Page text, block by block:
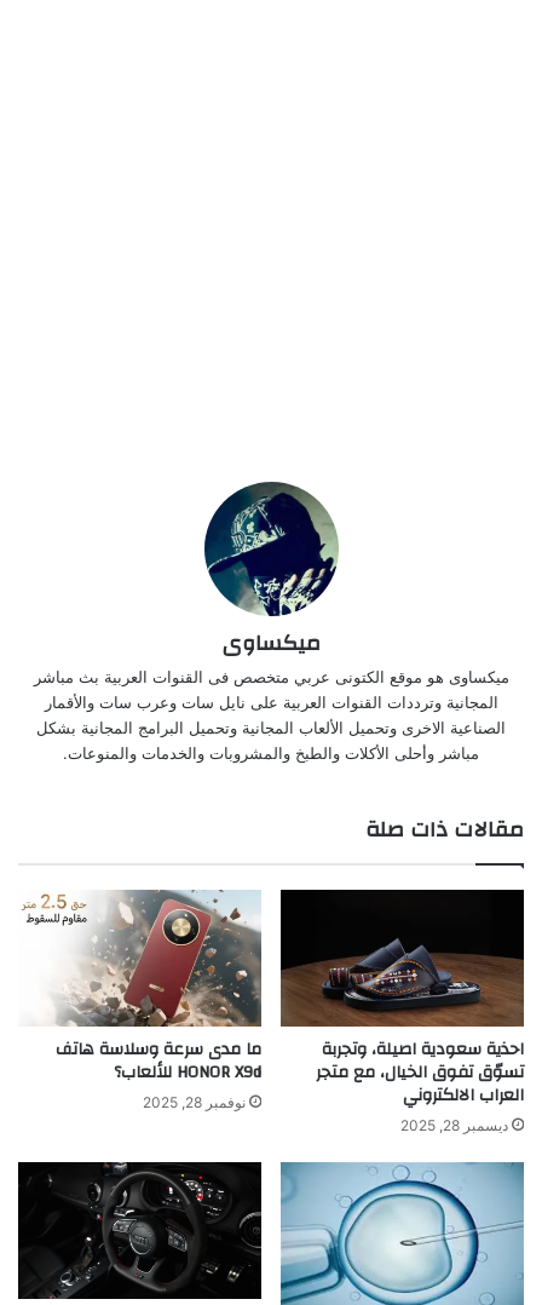
ميكساوى
ميكساوى هو موقع الكتونى عربي متخصص فى القنوات العربية بث مباشر
المجانية وترددات القنوات العربية على نايل سات وعرب سات والأقمار
الصناعية الاخرى وتحميل الألعاب المجانية وتحميل البرامج المجانية بشكل
مباشر وأحلى الأكلات والطبخ والمشروبات والخدمات والمنوعات.
مقالات ذات صلة
احذية سعودية اصيلة، وتجربة
تسوّق تفوق الخيال، مع متجر
العراب الالكتروني
ديسمبر 28, 2025
ما مدى سرعة وسلاسة هاتف
HONOR X9d للألعاب؟
نوفمبر 28, 2025